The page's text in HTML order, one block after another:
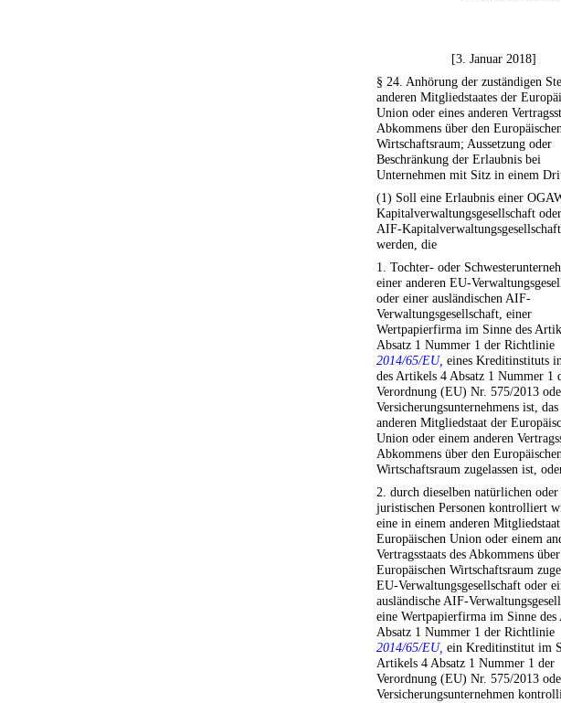
[3. Januar 2018]
§ 24. Anhörung der zuständigen
anderen Mitgliedstaates der
Union oder eines anderen
Abkommens über den
Wirtschaftsraum; Aussetzung oder
Beschränkung der Erlaubnis bei
Unternehmen mit Sitz in einem
(1) Soll eine Erlaubnis einer
Kapitalverwaltungsgesellschaft
AIF-
werden, die
1. Tochter- oder
einer anderen EU-
oder einer ausländischen AIF-
Verwaltungsgesellschaft, einer
Wertpapierfirma im Sinne des
Absatz 1 Nummer 1 der Richtlinie
2014/65/EU, eines Kreditinstituts
des Artikels 4 Absatz 1 Nummer 1
Verordnung (EU) Nr. 575/2013
Versicherungsunternehmens ist,
anderen Mitgliedstaat der
Union oder einem anderen
Abkommens über den
Wirtschaftsraum zugelassen ist,
2. durch dieselben natürlichen oder
juristischen Personen kontrolliert
eine in einem anderen
Europäischen Union oder einem
Vertragsstaats des Abkommens
Europäischen Wirtschaftsraum
EU-Verwaltungsgesellschaft oder
ausländische AIF-
eine Wertpapierfirma im Sinne
Absatz 1 Nummer 1 der Richtlinie
2014/65/EU, ein Kreditinstitut im
Artikels 4 Absatz 1 Nummer 1 der
Verordnung (EU) Nr. 575/2013
Versicherungsunternehmen